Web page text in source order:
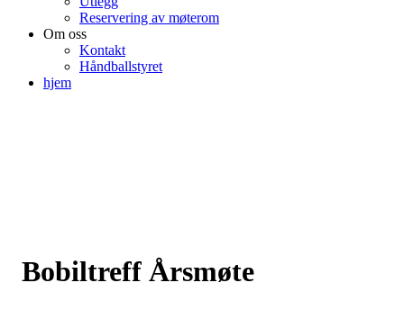
Reservering av møterom
Om oss
Kontakt
Håndballstyret
hjem
Bobiltreff Årsmøte